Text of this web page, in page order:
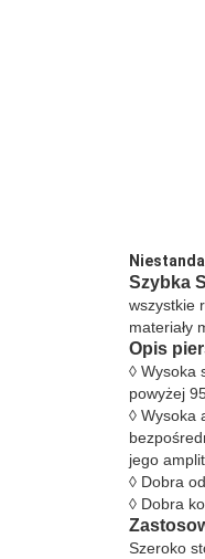
Szybka
wszystkie
materiały
Opis
◊ Wysoka
powyżej
◊ Wysoka
jego
◊ Dobra
◊ Dobra
Szeroko